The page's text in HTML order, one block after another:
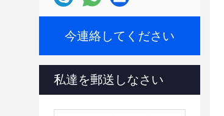
今連絡してください
私達を郵送しなさい